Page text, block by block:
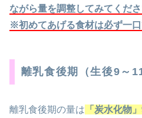
ながら量を調整してみてくださ
※初めてあげる食材は必ず一口
離乳食後期（生後9～
離乳食後期の量は 「炭水化物」